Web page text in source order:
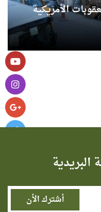
الأمريكية
البريدية